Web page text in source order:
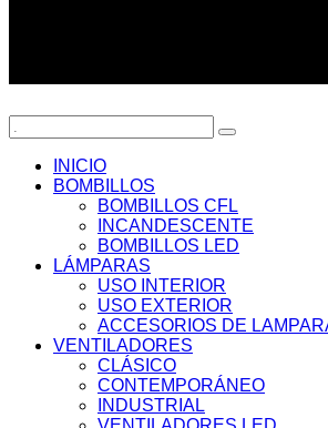
INICIO
BOMBILLOS
BOMBILLOS CFL
INCANDESCENTE
BOMBILLOS LED
LÁMPARAS
USO INTERIOR
USO EXTERIOR
ACCESORIOS DE
VENTILADORES
CLÁSICO
CONTEMPORÁNEO
INDUSTRIAL